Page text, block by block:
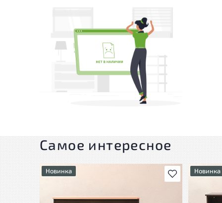
Самое интересное
В избранное
Новинка Новинка